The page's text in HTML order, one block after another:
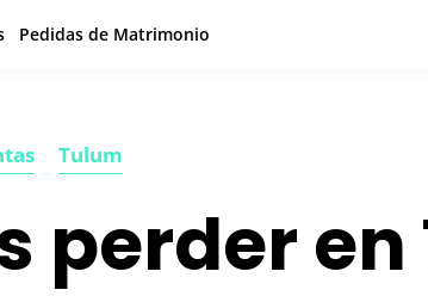
Pedidas de Matrimonio
Tulum
perder